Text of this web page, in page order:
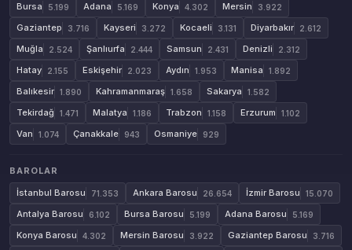
Bursa 5.199 Adana 5.169 Konya 4.302 Mersin 3.922
Gaziantep 3.716 Kayseri 3.272 Kocaeli 3.131 Diyarbakır 2.612
Muğla 2.524 Şanlıurfa 2.444 Samsun 2.431 Denizli 2.312
Hatay 2.155 Eskişehir 2.023 Aydın 1.953 Manisa 1.892
Balıkesir 1.890 Kahramanmaraş 1.658 Sakarya 1.582
Tekirdağ 1.471 Malatya 1.186 Trabzon 1.158 Erzurum 1.102
Van 1.074 Çanakkale 943 Osmaniye 929
BAROLAR
İstanbul Barosu
71.353 Ankara Barosu 26.654 İzmir Barosu 15.070
Antalya Barosu 6.102 Bursa Barosu 5.199 Adana Barosu 5.169
Konya Barosu 4.302 Mersin Barosu 3.922 Gaziantep Barosu 3.716